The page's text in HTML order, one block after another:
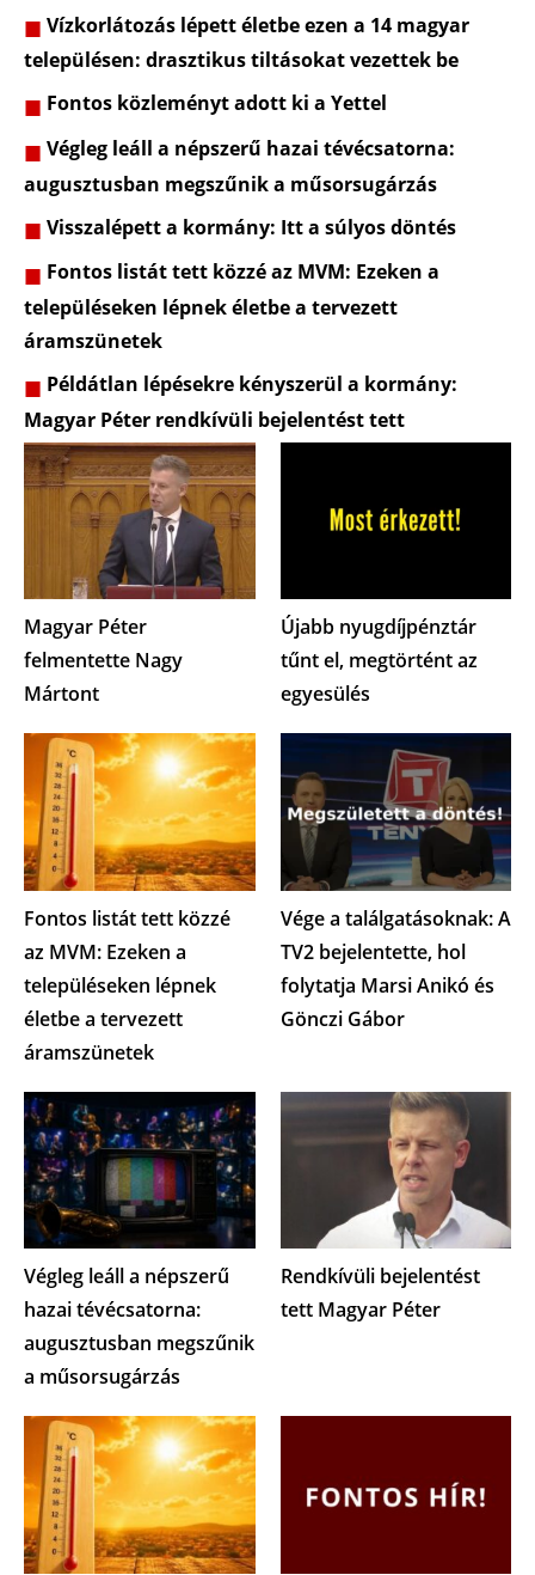
Vízkorlátozás lépett életbe ezen a 14 magyar
településen: drasztikus tiltásokat vezettek be
Fontos közleményt adott ki a Yettel
Végleg leáll a népszerű hazai tévécsatorna:
augusztusban megszűnik a műsorsugárzás
Visszalépett a kormány: Itt a súlyos döntés
Fontos listát tett közzé az MVM: Ezeken a
településeken lépnek életbe a tervezett
áramszünetek
Példátlan lépésekre kényszerül a kormány:
Magyar Péter rendkívüli bejelentést tett
Magyar Péter
felmentette Nagy
Mártont
Újabb nyugdíjpénztár
tűnt el, megtörtént az
egyesülés
Fontos listát tett közzé
az MVM: Ezeken a
településeken lépnek
életbe a tervezett
áramszünetek
Vége a találgatásoknak: A
TV2 bejelentette, hol
folytatja Marsi Anikó és
Gönczi Gábor
Végleg leáll a népszerű
hazai tévécsatorna:
augusztusban megszűnik
a műsorsugárzás
Rendkívüli bejelentést
tett Magyar Péter